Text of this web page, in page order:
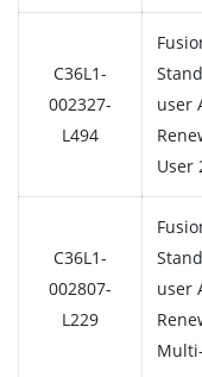
C36L1-
002327-
L494
user
User
C36L1-
002807-
L229
user